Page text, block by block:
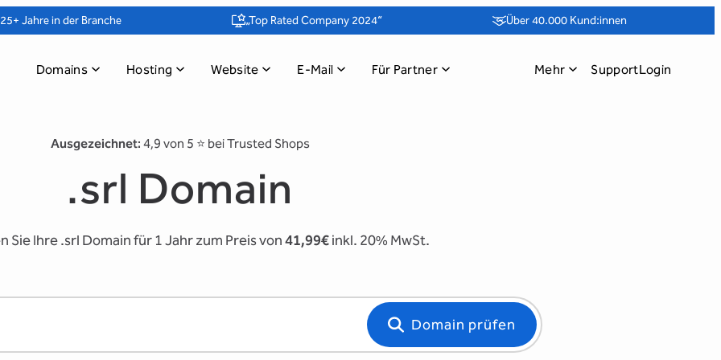
25+ Jahre in der Branche „Top Rated Company 2024“ Über 40.000 Kund:innen
Domains Hosting Website E-Mail Für Partner Mehr SupportLogin
Ausgezeichnet: 4,9 von 5 ⭐️ bei Trusted Shops
.srl Domain
Sie Ihre .srl Domain für 1 Jahr zum Preis von41,99€inkl. 20% MwSt.
Domain prüfen